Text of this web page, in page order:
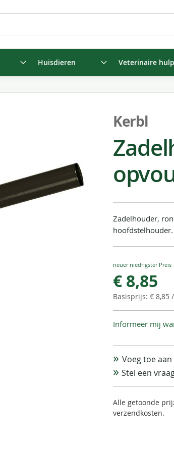
Huisdieren Veterinaire hulp
Kerbl
Zadelhouder,
Special
Price
€ 8,85
€ 8,85
Informeer mij
Voeg toe
Stel een
Alle getoonde
verzendkosten.